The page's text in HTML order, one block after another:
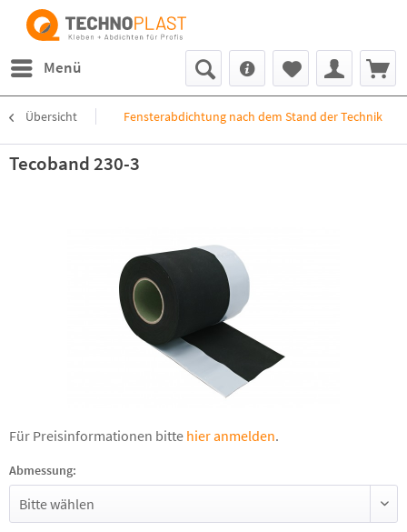
Menü
Übersicht Fensterabdichtung nach dem Stand der Technik
Tecoband 230-3
Für Preisinformationen bitte hier anmelden.
Abmessung: